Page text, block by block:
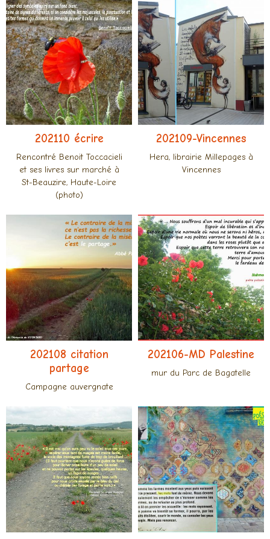
202110 écrire
Rencontré Benoit Toccacieli
et ses livres sur marché à
St-Beauzire, Haute-Loire
(photo)
202109-Vincennes
Hera, librairie Millepages à
Vincennes
202108 citation
partage
Campagne auvergnate
202106-MD Palestine
mur du Parc de Bagatelle